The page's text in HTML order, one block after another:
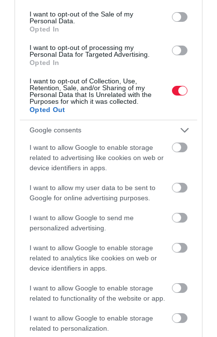
consent section.
I want to opt-out of the Sale of my
Personal Data.
Opted In
I want to opt-out of processing my
Personal Data for Targeted Advertising.
Opted In
I want to opt-out of Collection, Use,
Retention, Sale, and/or Sharing of my
Personal Data that Is Unrelated with the
Purposes for which it was collected.
Opted Out
Google consents
I want to allow Google to enable storage
related to advertising like cookies on web or
device identifiers in apps.
I want to allow my user data to be sent to
Google for online advertising purposes.
I want to allow Google to send me
personalized advertising.
I want to allow Google to enable storage
related to analytics like cookies on web or
device identifiers in apps.
I want to allow Google to enable storage
related to functionality of the website or app.
I want to allow Google to enable storage
related to personalization.
Olvasd el ezt is!
Így csillapíthatod a fogfájást gyógynövényekkel
Ezek a leghatásosabb immunerősítő gyógynövények
télen
Busás hasznot hozhat a termelőknek ez a
gyógynövény
kert kiskert növénytermesztés kapor